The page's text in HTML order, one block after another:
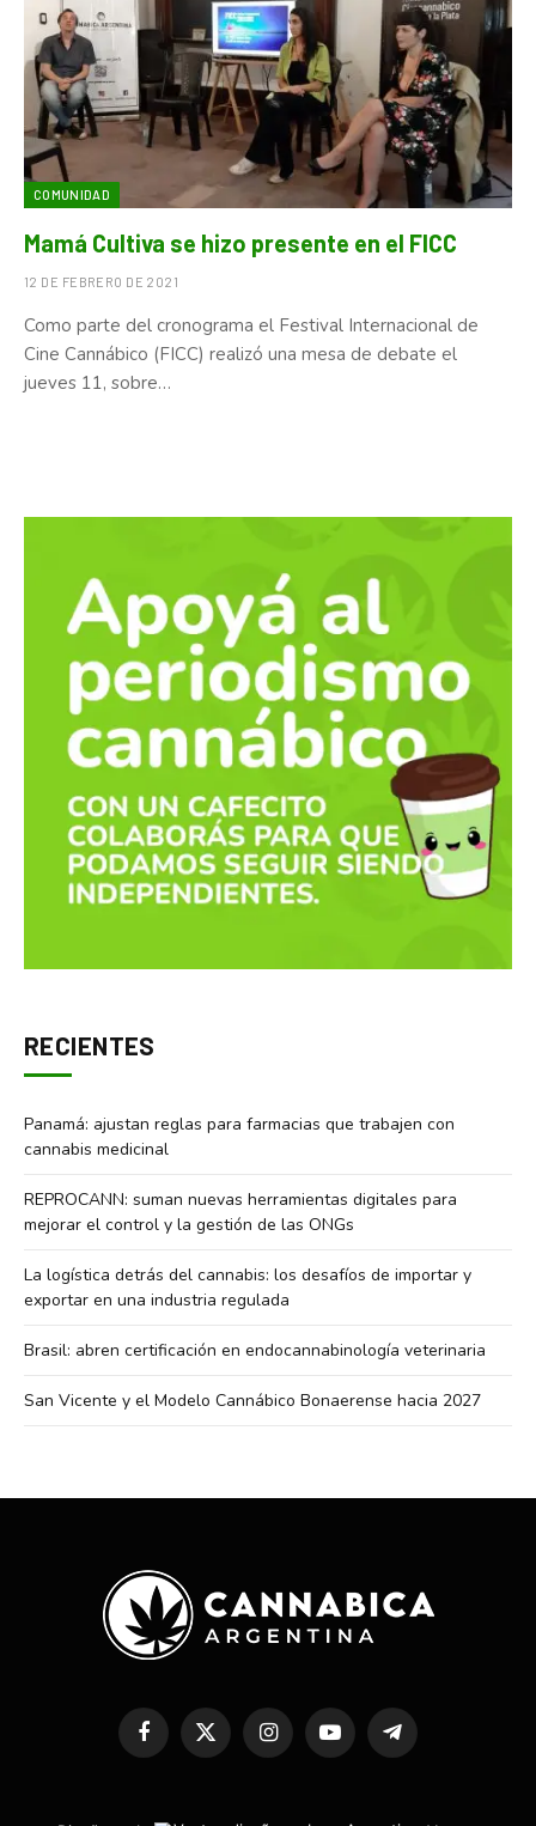
COMUNIDAD
Mamá Cultiva se hizo presente en el FICC
12 DE FEBRERO DE 2021
Como parte del cronograma el Festival Internacional de
Cine Cannábico (FICC) realizó una mesa de debate el
jueves 11, sobre…
RECIENTES
Panamá: ajustan reglas para farmacias que trabajen con
cannabis medicinal
REPROCANN: suman nuevas herramientas digitales para
mejorar el control y la gestión de las ONGs
La logística detrás del cannabis: los desafíos de importar y
exportar en una industria regulada
Brasil: abren certificación en endocannabinología veterinaria
San Vicente y el Modelo Cannábico Bonaerense hacia 2027
FacebookX
(Twitter)
InstagramYouTube Telegram